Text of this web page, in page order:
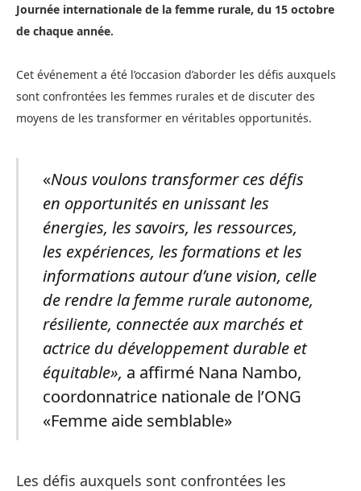
Journée internationale de la femme rurale, du 15 octobre
de chaque année.
Cet événement a été l’occasion d’aborder les défis auxquels
sont confrontées les femmes rurales et de discuter des
moyens de les transformer en véritables opportunités.
«Nous voulons transformer ces défis
en opportunités en unissant les
énergies, les savoirs, les ressources,
les expériences, les formations et les
informations autour d’une vision, celle
de rendre la femme rurale autonome,
résiliente, connectée aux marchés et
actrice du développement durable et
équitable», a affirmé Nana Nambo,
coordonnatrice nationale de l’ONG
«Femme aide semblable»
Les défis auxquels sont confrontées les